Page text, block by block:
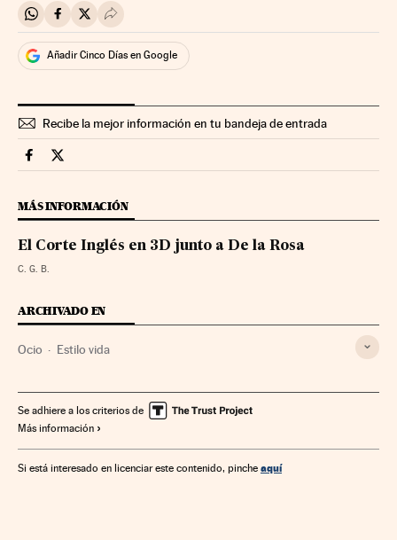
Compartir en Whatsapp
Compartir en Facebook
Compartir en Twitter
Desplegar Redes Sociales
Añadir Cinco Días en Google
Recibe la mejor información en tu bandeja de entrada
Videos Cinco Días en Facebook
Videos Cinco Días en Twitter
MÁS INFORMACIÓN
El Corte Inglés en 3D junto a De la Rosa
C. G. B.
ARCHIVADO EN
Ocio Estilo vida
Se adhiere a los criterios de
Más información
Si está interesado en licenciar este contenido, pinche aquí